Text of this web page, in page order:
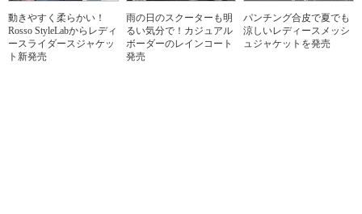
動きやすく柔らかい！
Rosso StyleLabからレディ
ースライダースジャケッ
ト新発売
雨の日のスクーターも明
るい気分で！カジュアル
ボーダーのレインコート
発売
パンチング合皮で夏でも
涼しいレディースメッシ
ュジャケットを発売